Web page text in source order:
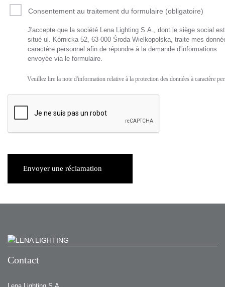
Consentement au traitement du formulaire (obligatoire)
J'accepte que la société Lena Lighting S.A., dont le siège social est
situé ul. Kórnicka 52, 63-000 Środa Wielkopolska, traite mes
caractère personnel afin de répondre à la demande d'informations
envoyée via le formulaire.
Veuillez lire la note d'information relative à la protection des données à caractère
Envoyer une réclamation
Contact